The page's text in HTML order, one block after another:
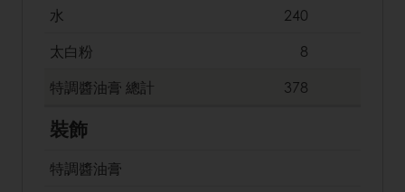
水
240
太白粉
8
特調醬油膏 總計 378
裝飾
特調醬油膏